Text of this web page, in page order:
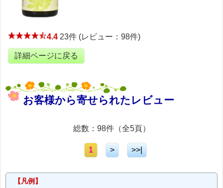
4.4 23件 (レビュー：98件)
詳細ページに戻る
お客様から寄せられたレビュー
総数：98件（全5頁）
1 > >>|
【凡例】